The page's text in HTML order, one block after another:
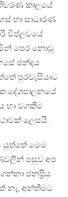
කාලයේ
හා සාධාරණ
විප්ලවයේ
පෙර නොවූ
ඡන්දය
පුරවැසියාට
දේශපාලනයේ
හා වගකීම
ලෙසයි.
යුත්තේ මෙම
පසුව අප
ජනප්‍රිය
නෑ, අන්තිමට